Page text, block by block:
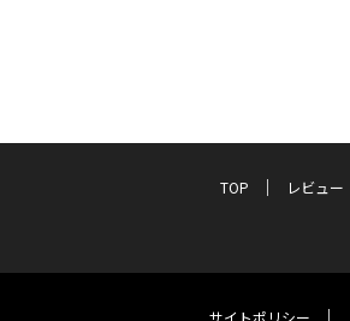
TOP レビュー
サイトポリシー